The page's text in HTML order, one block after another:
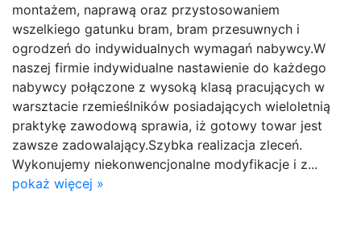
montażem, naprawą oraz przystosowaniem
wszelkiego gatunku bram, bram przesuwnych i
ogrodzeń do indywidualnych wymagań nabywcy.W
naszej firmie indywidualne nastawienie do każdego
nabywcy połączone z wysoką klasą pracujących w
warsztacie rzemieślników posiadających wieloletnią
praktykę zawodową sprawia, iż gotowy towar jest
zawsze zadowalający.Szybka realizacja zleceń.
Wykonujemy niekonwencjonalne modyfikacje i z...
pokaż więcej »